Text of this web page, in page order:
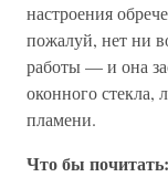
настроения
пожалуй, нет ни
работы — и она
оконного стекла,
пламени.
Что бы почитать: